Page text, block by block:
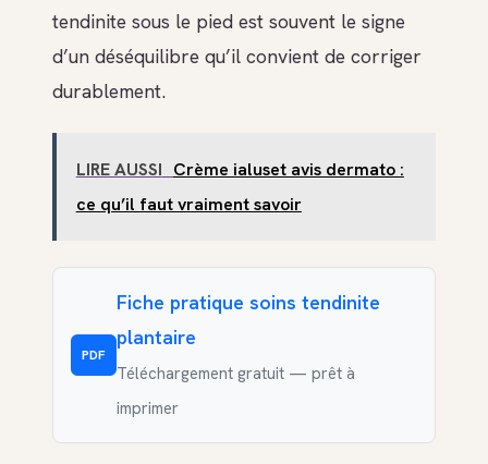
tendinite sous le pied est souvent le signe
d’un déséquilibre qu’il convient de corriger
durablement.
LIRE AUSSI Crème ialuset avis dermato :
ce qu’il faut vraiment savoir
PDF
Fiche pratique soins tendinite
plantaire
Téléchargement gratuit — prêt à
imprimer